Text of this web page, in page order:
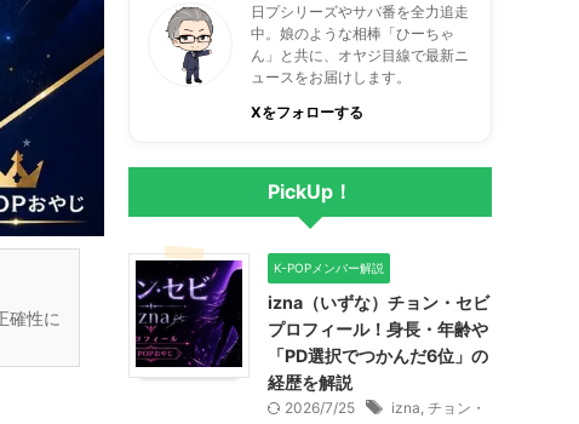
確性に
日プシリーズやサバ番を全力追走
中。娘のような相棒「ひーちゃ
ん」と共に、オヤジ目線で最新ニ
ュースをお届けします。
Xをフォローする
PickUp！
K-POPメンバー解説
izna（いずな）チョン・セビ
プロフィール！身長・年齢や
「PD選択でつかんだ6位」の
経歴を解説
2026/7/25 izna, チョン・